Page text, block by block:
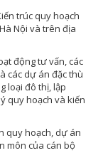
trúc quy hoạch
Nội và trên địa
động tư vấn, các
các dự án đặc thù
loại đô thị, lập
quy hoạch và kiến
quy hoạch, dự án
môn của cán bộ